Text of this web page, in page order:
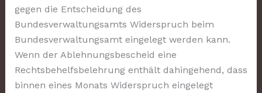
gegen die Entscheidung des
Bundesverwaltungsamts Widerspruch beim
Bundesverwaltungsamt eingelegt werden kann.
Wenn der Ablehnungsbescheid eine
Rechtsbehelfsbelehrung enthält dahingehend, dass
binnen eines Monats Widerspruch eingelegt